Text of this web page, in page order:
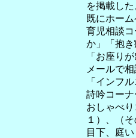
を掲載した
既にホー
育児相談
か」「抱
「お座り
メールで
「インフ
詩吟コー
おしゃべ
１）、（
目下、庭